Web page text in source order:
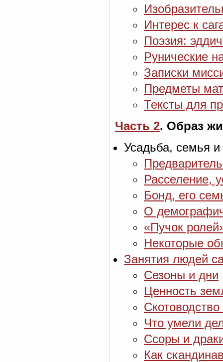
Интерес к
Поэзия:
Рунические
Записки
Предметы
Тексты для
Часть 2. Образ
Усадьба, семья и
Расселение,
Бонд, его
О
«Пучок
Некоторые
Занятия людей
Сезоны и дни
Ценность
Что умели
Ссоры и
Как